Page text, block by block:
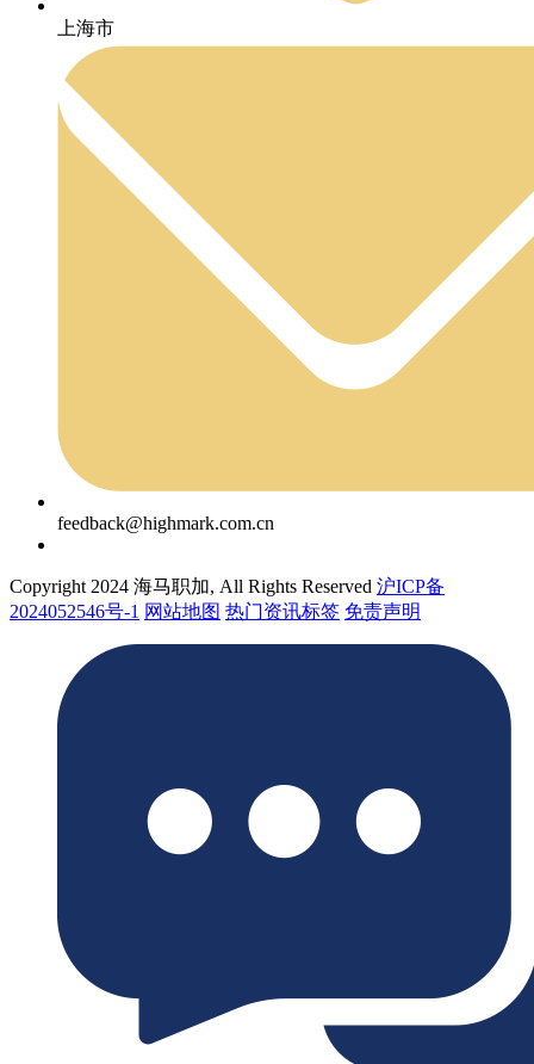
上海市
feedback@highmark.com.cn
Copyright 2024 海马职加, All Rights Reserved 沪ICP备
2024052546号-1 网站地图 热门资讯标签 免责声明